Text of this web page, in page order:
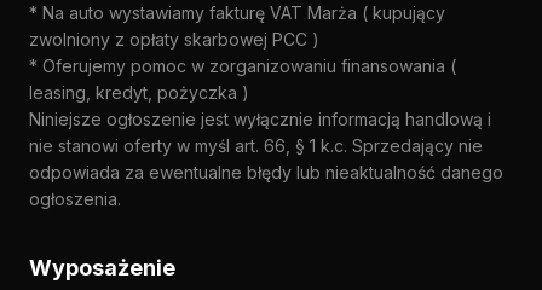
* Na auto wystawiamy fakturę VAT Marża ( kupujący
zwolniony z opłaty skarbowej PCC )
* Oferujemy pomoc w zorganizowaniu finansowania (
leasing, kredyt, pożyczka )
Niniejsze ogłoszenie jest wyłącznie informacją handlową i
nie stanowi oferty w myśl art. 66, § 1 k.c. Sprzedający nie
odpowiada za ewentualne błędy lub nieaktualność danego
ogłoszenia.
Wyposażenie